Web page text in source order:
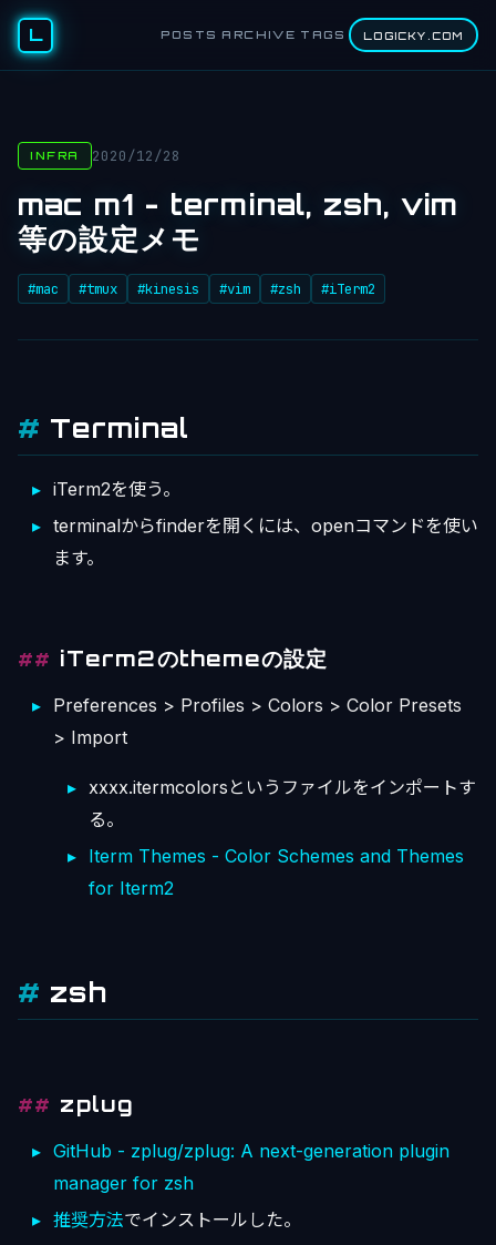
L POSTS ARCHIVE TAGS LOGICKY.COM
INFRA 2020/12/28
mac m1 - terminal, zsh, vim
等の設定メモ
#mac #tmux #kinesis #vim #zsh #iTerm2
Terminal
iTerm2を使う。
terminalからfinderを開くには、openコマンドを使い
ます。
iTerm2のthemeの設定
Preferences > Profiles > Colors > Color Presets
> Import
xxxx.itermcolorsというファイルをインポートす
る。
Iterm Themes - Color Schemes and Themes
for Iterm2
zsh
zplug
GitHub - zplug/zplug: A next-generation plugin
manager for zsh
推奨方法でインストールした。